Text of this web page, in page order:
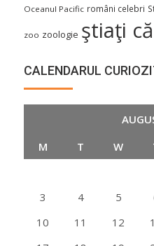
Oceanul Pacific români celebri
zoo zoologie ştiaţi că
CALENDARUL
M
T W
3
4 5
10
11 12